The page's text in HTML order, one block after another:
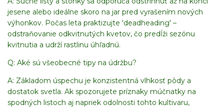
jesene alebo ideálne skoro na jar pred vyrašením nových
výhonkov. Počas leta praktizujte 'deadheading' –
odstraňovanie odkvitnutých kvetov, čo predĺži sezónu
kvitnutia a udrží rastlinu úhľadnú.
Q: Aké sú všeobecné tipy na údržbu?
A: Základom úspechu je konzistentná vlhkosť pôdy a
dostatok svetla. Ak spozorujete príznaky múčnatky na
spodných listoch aj napriek odolnosti tohto kultivaru,